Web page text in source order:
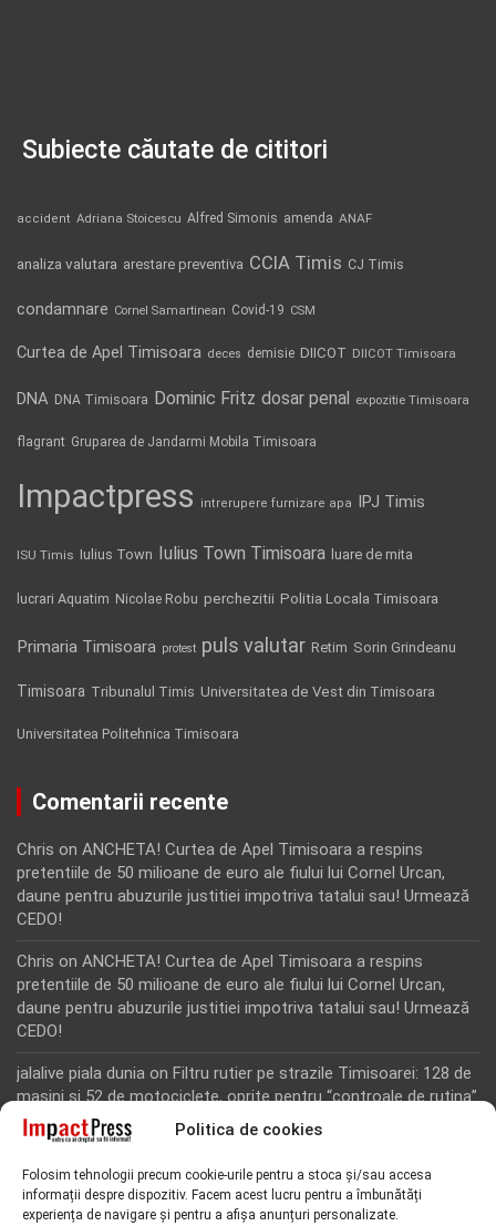
Politica de cookies
Folosim tehnologii precum cookie-urile pentru a stoca și/sau accesa
informații despre dispozitiv. Facem acest lucru pentru a îmbunătăți
experiența de navigare și pentru a afișa anunțuri personalizate.
Subiecte căutate de cititori
accident Adriana Stoicescu Alfred Simonis amenda ANAF
analiza valutara arestare preventiva CCIA Timis CJ Timis
condamnare Cornel Samartinean Covid-19 CSM
Curtea de Apel Timisoara deces demisie DIICOT DIICOT Timisoara
DNA DNA Timisoara Dominic Fritz dosar penal expozitie Timisoara
flagrant Gruparea de Jandarmi Mobila Timisoara
Impactpress intrerupere furnizare apa IPJ Timis
ISU Timis Iulius Town Iulius Town Timisoara luare de mita
lucrari Aquatim Nicolae Robu perchezitii Politia Locala Timisoara
Primaria Timisoara protest puls valutar Retim Sorin Grindeanu
Timisoara Tribunalul Timis Universitatea de Vest din Timisoara
Universitatea Politehnica Timisoara
Comentarii recente
Chris on ANCHETA! Curtea de Apel Timisoara a respins
pretentiile de 50 milioane de euro ale fiului lui Cornel Urcan,
daune pentru abuzurile justitiei impotriva tatalui sau! Urmează
CEDO!
Chris on ANCHETA! Curtea de Apel Timisoara a respins
pretentiile de 50 milioane de euro ale fiului lui Cornel Urcan,
daune pentru abuzurile justitiei impotriva tatalui sau! Urmează
CEDO!
jalalive piala dunia on Filtru rutier pe strazile Timisoarei: 128 de
masini si 52 de motociclete, oprite pentru “controale de rutina”
Rodion Camatoritul on Inca un martor din dosarul fraudei cu
“Toti martorii hartuiti au facut plangere penala pentru
represiune nedreapta si cercetare abuziva”, anunta avocatul